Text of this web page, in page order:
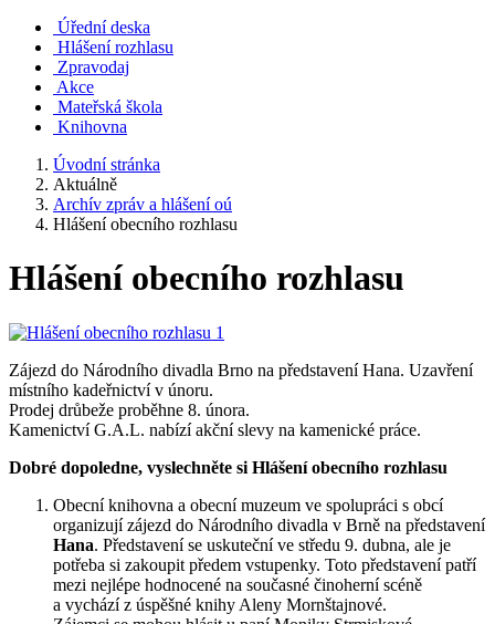
Úřední deska
Hlášení rozhlasu
Zpravodaj
Akce
Mateřská škola
Knihovna
Úvodní stránka
Aktuálně
Archív zpráv a hlášení oú
Hlášení obecního rozhlasu
Hlášení obecního rozhlasu
Zájezd do Národního divadla Brno na představení Hana. Uzavření
místního kadeřnictví v únoru.
Prodej drůbeže proběhne 8. února.
Kamenictví G.A.L. nabízí akční slevy na kamenické práce.
Dobré dopoledne, vyslechněte si Hlášení obecního rozhlasu
Obecní knihovna a obecní muzeum ve spolupráci s obcí
organizují zájezd do Národního divadla v Brně na představení
Hana. Představení se uskuteční ve středu 9. dubna, ale je
potřeba si zakoupit předem vstupenky. Toto představení patří
mezi nejlépe hodnocené na současné činoherní scéně
a vychází z úspěšné knihy Aleny Mornštajnové.